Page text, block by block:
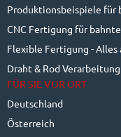
Produktionsbeispiele für
CNC Fertigung für
Flexible Fertigung - Alles
Draht & Rod Verarbeitung
FÜR SIE VOR ORT
Deutschland
Österreich